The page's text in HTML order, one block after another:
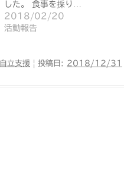
した。 食事を採り…
2018/02/20
活動報告
自立支援 | 投稿日: 2018/12/31